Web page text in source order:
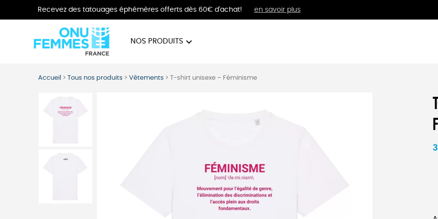
Recevez des tatouages éphémères offerts dès 60€ d'achat! en savoir plus
NOS PRODUITS
Accueil >Tous nos produits >Vêtements >T-shirt unisexe – Féminisme